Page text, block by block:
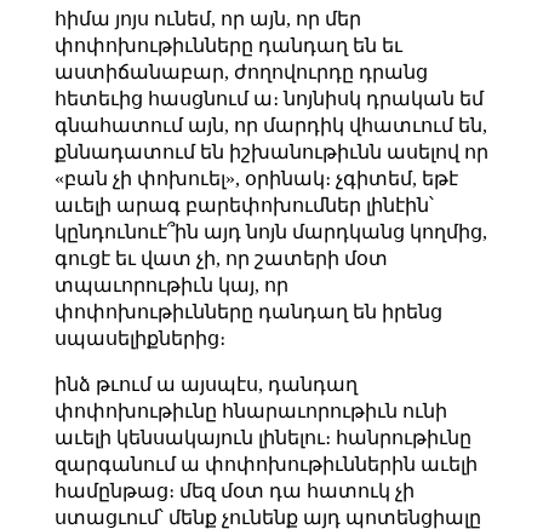
հիմա յոյս ունեմ, որ այն, որ մեր
փոփոխութիւնները դանդաղ են եւ
աստիճանաբար, ժողովուրդը դրանց
հետեւից հասցնում ա։ նոյնիսկ դրական եմ
գնահատում այն, որ մարդիկ վհատւում են,
քննադատում են իշխանութիւնն ասելով որ
«բան չի փոխուել», օրինակ։ չգիտեմ, եթէ
աւելի արագ բարեփոխումներ լինէին՝
կընդունուէ՞ին այդ նոյն մարդկանց կողմից,
գուցէ եւ վատ չի, որ շատերի մօտ
տպաւորութիւն կայ, որ
փոփոխութիւնները դանդաղ են իրենց
սպասելիքներից։
ինձ թւում ա այսպէս, դանդաղ
փոփոխութիւնը հնարաւորութիւն ունի
աւելի կենսակայուն լինելու։ հանրութիւնը
զարգանում ա փոփոխութիւններին աւելի
համընթաց։ մեզ մօտ դա հատուկ չի
ստացւում՝ մենք չունենք այդ պոտենցիալը